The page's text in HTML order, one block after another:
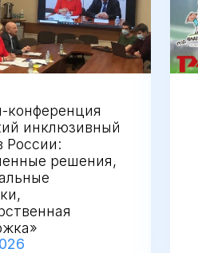
конференция
инклюзивный
России:
решения,